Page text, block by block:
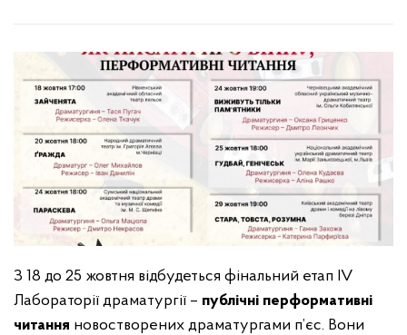
З 18 до 25 жовтня відбудеться фінальний етап IV
Лабораторії драматургії – публічні перформативні
читання новостворених драматургами п’єс. Вони